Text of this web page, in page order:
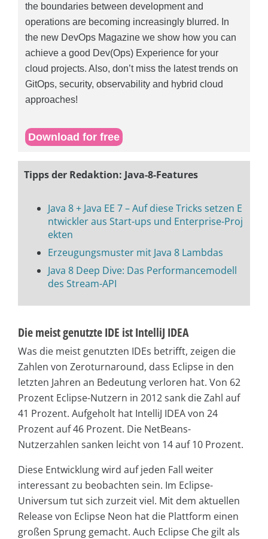
the boundaries between development and
operations are becoming increasingly blurred. In
the new DevOps Magazine we show how you can
achieve a good Dev(Ops) Experience for your
cloud projects. Also, don’t miss the latest trends on
GitOps, security, observability and hybrid cloud
approaches!
Download for free
Tipps der Redaktion: Java-8-Features
Java 8 + Java EE 7 – Auf diese Tricks setzen E
ntwickler aus Start-ups und Enterprise-Proj
ekten
Erzeugungsmuster mit Java 8 Lambdas
Java 8 Deep Dive: Das Performancemodell
des Stream-API
Die meist genutzte IDE ist IntelliJ IDEA
Was die meist genutzten IDEs betrifft, zeigen die
Zahlen von Zeroturnaround, dass Eclipse in den
letzten Jahren an Bedeutung verloren hat. Von 62
Prozent Eclipse-Nutzern in 2012 sank die Zahl auf
41 Prozent. Aufgeholt hat IntelliJ IDEA von 24
Prozent auf 46 Prozent. Die NetBeans-
Nutzerzahlen sanken leicht von 14 auf 10 Prozent.
Diese Entwicklung wird auf jeden Fall weiter
interessant zu beobachten sein. Im Eclipse-
Universum tut sich zurzeit viel. Mit dem aktuellen
Release von Eclipse Neon hat die Plattform einen
großen Sprung gemacht. Auch Eclipse Che gilt als